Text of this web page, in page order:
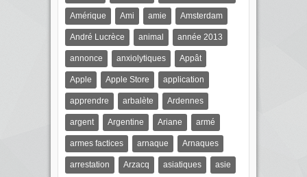
Amérique Ami amie Amsterdam
André Lucrèce animal année 2013
annonce anxiolytiques Appât
Apple Apple Store application
apprendre arbalète Ardennes
argent Argentine Ariane armé
armes factices arnaque Arnaques
arrestation Arzacq asiatiques asie